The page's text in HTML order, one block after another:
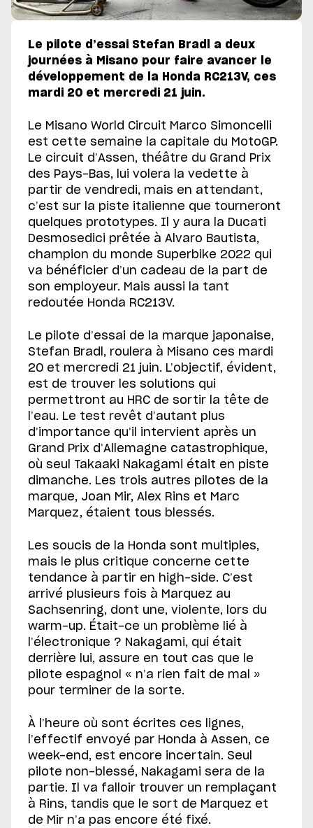
Le pilote d’essai Stefan Bradl a deux
journées à Misano pour faire avancer le
développement de la Honda RC213V, ces
mardi 20 et mercredi 21 juin.
Le Misano World Circuit Marco Simoncelli
est cette semaine la capitale du MotoGP.
Le circuit d’Assen, théâtre du Grand Prix
des Pays-Bas, lui volera la vedette à
partir de vendredi, mais en attendant,
c’est sur la piste italienne que tourneront
quelques prototypes. Il y aura la Ducati
Desmosedici prêtée à Alvaro Bautista,
champion du monde Superbike 2022 qui
va bénéficier d’un cadeau de la part de
son employeur. Mais aussi la tant
redoutée Honda RC213V.
Le pilote d’essai de la marque japonaise,
Stefan Bradl, roulera à Misano ces mardi
20 et mercredi 21 juin. L’objectif, évident,
est de trouver les solutions qui
permettront au HRC de sortir la tête de
l’eau. Le test revêt d’autant plus
d’importance qu’il intervient après un
Grand Prix d’Allemagne catastrophique,
où seul Takaaki Nakagami était en piste
dimanche. Les trois autres pilotes de la
marque, Joan Mir, Alex Rins et Marc
Marquez, étaient tous blessés.
Les soucis de la Honda sont multiples,
mais le plus critique concerne cette
tendance à partir en high-side. C’est
arrivé plusieurs fois à Marquez au
Sachsenring, dont une, violente, lors du
warm-up. Était-ce un problème lié à
l’électronique ? Nakagami, qui était
derrière lui, assure en tout cas que le
pilote espagnol « n’a rien fait de mal »
pour terminer de la sorte.
À l’heure où sont écrites ces lignes,
l’effectif envoyé par Honda à Assen, ce
week-end, est encore incertain. Seul
pilote non-blessé, Nakagami sera de la
partie. Il va falloir trouver un remplaçant
à Rins, tandis que le sort de Marquez et
de Mir n’a pas encore été fixé.